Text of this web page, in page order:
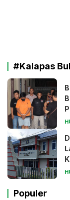
#Kalapas
Populer